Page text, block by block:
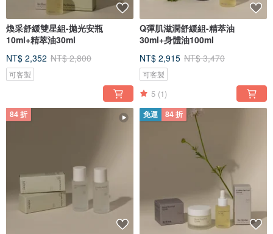
煥采舒緩雙星組-拋光安瓶
10ml+精萃油30ml
NT$ 2,352 NT$ 2,800
可客製
Q彈肌滋潤舒緩組-精萃油
30ml+身體油100ml
NT$ 2,915 NT$ 3,470
可客製
5 (1)
84 折 免運 84 折